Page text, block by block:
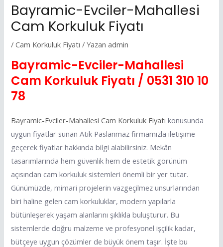
Bayramic-Evciler-Mahallesi
Cam Korkuluk Fiyatı
/Cam Korkuluk Fiyatı / Yazan admin
Bayramic-Evciler-Mahallesi
Cam Korkuluk Fiyatı / 0531 310 10
78
Bayramic-Evciler-Mahallesi Cam Korkuluk Fiyatı konusunda
uygun fiyatlar sunan Atik Paslanmaz firmamızla iletişime
geçerek fiyatlar hakkında bilgi alabilirsiniz. Mekân
tasarımlarında hem güvenlik hem de estetik görünüm
açısından cam korkuluk sistemleri önemli bir yer tutar.
Günümüzde, mimari projelerin vazgeçilmez unsurlarından
biri haline gelen cam korkuluklar, modern yapılarla
bütünleşerek yaşam alanlarını şıklıkla buluşturur. Bu
sistemlerde doğru malzeme ve profesyonel işçilik kadar,
bütçeye uygun çözümler de büyük önem taşır. İşte bu